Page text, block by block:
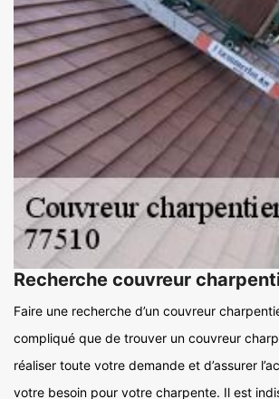
Recherche couvreur
Faire une recherche d’un couvreur
compliqué que de trouver un couvreur
réaliser toute votre demande et d’assurer
votre besoin pour votre charpente. Il est